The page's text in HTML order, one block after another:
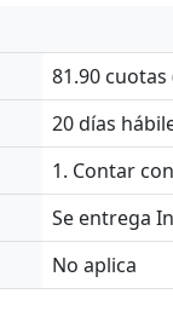
81.90
20 días
1. Contar
Se entrega
No aplica